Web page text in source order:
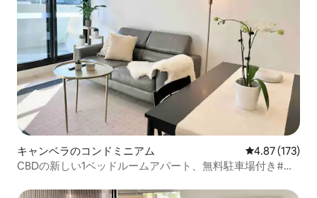
キャンベラのコンドミニアム レビュー173
4.87 (173)
CBDの新しい1ベッドルームアパート、無料駐車場付き#豪